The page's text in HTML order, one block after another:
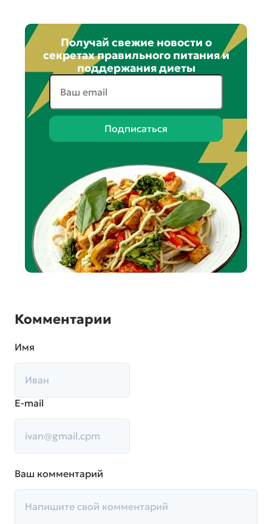
Получай свежие новости о
секретах правильного питания и
поддержания диеты
Подписаться
Комментарии
Имя
E-mail
Ваш комментарий